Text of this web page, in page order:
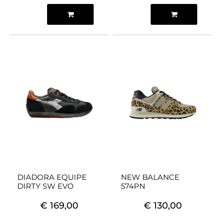
DIADORA EQUIPE
DIRTY SW EVO
€ 169,00
NEW BALANCE
574PN
€ 130,00